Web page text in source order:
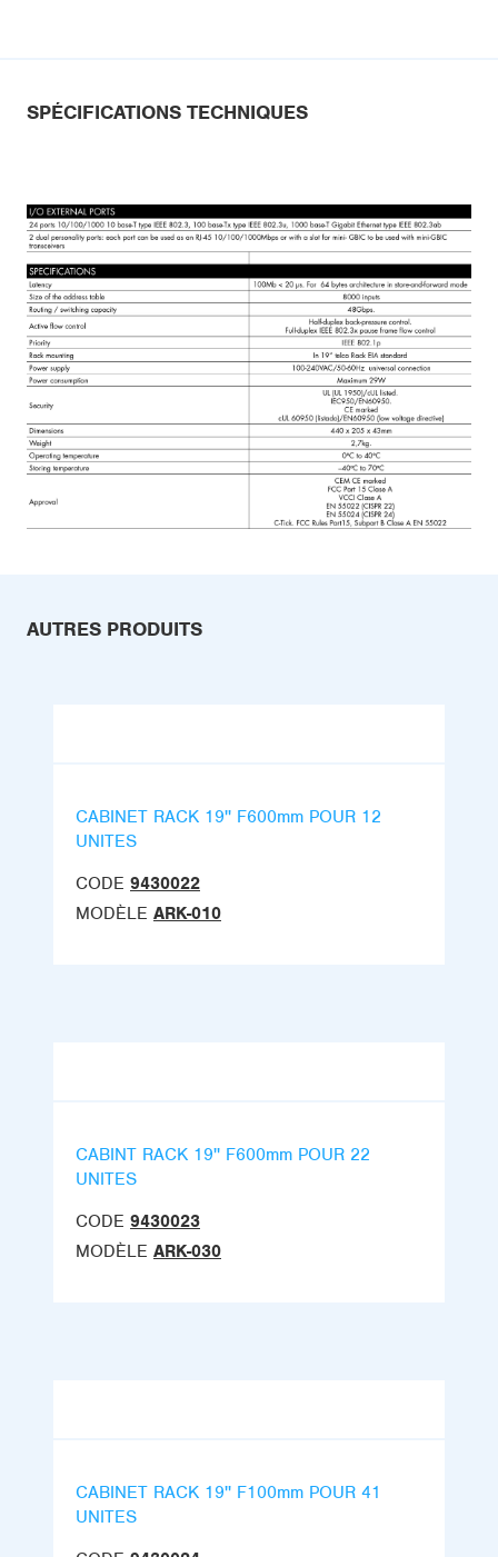
SPÉCIFICATIONS TECHNIQUES
AUTRES PRODUITS
CABINET RACK 19'' F600mm POUR 12
UNITES
CODE 9430022
MODÈLE ARK-010
CABINT RACK 19'' F600mm POUR 22
UNITES
CODE 9430023
MODÈLE ARK-030
CABINET RACK 19'' F100mm POUR 41
UNITES